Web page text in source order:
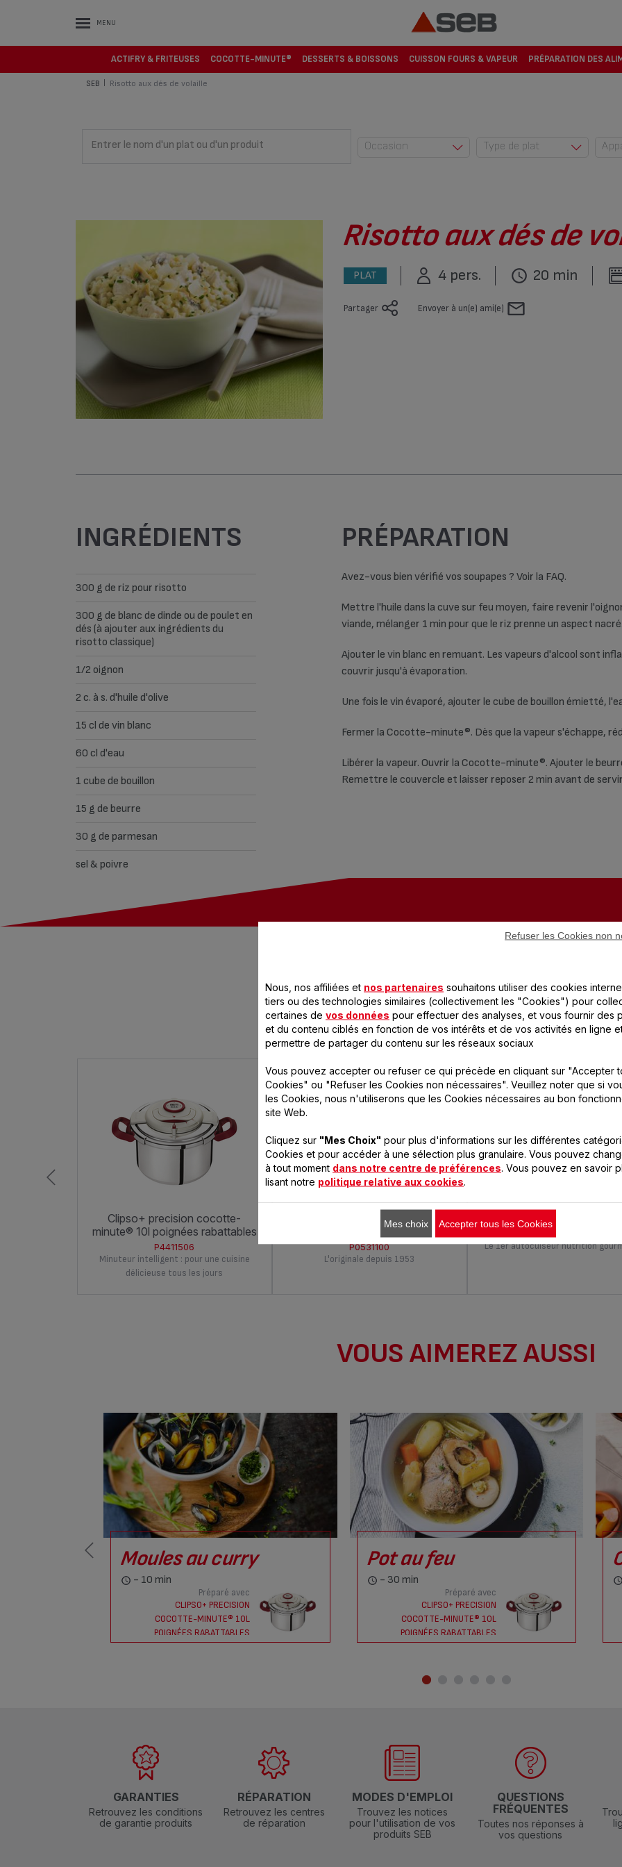
MENU
ACTIFRY & FRITEUSES COCOTTE-MINUTE® DESSERTS & BOISSONS CUISSON FOURS & VAPEUR PRÉPARATION DES
SEB Risotto aux dés de volaille
Occasion
Enfants (83)
Eté (5)
Fêtes (34)
Type de plat
Encas (1)
Entrée (220)
Plat complet (6)
Risotto aux dés de
PLAT 4 pers. 20 min
Partager Envoyer à un(e) ami(e)
INGRÉDIENTS
300 g de riz pour risotto
300 g de blanc de dinde ou de poulet en
dés (à ajouter aux ingrédients du
risotto classique)
1/2 oignon
2 c. à s. d'huile d'olive
15 cl de vin blanc
60 cl d'eau
1 cube de bouillon
15 g de beurre
30 g de parmesan
sel & poivre
PRÉPARATION
Avez-vous bien vérifié vos soupapes ? Voir la FAQ.
Mettre l'huile dans la cuve sur feu moyen, faire revenir
viande, mélanger 1 min pour que le riz prenne un aspect nacré.
Ajouter le vin blanc en remuant. Les vapeurs d'alcool sont
couvrir jusqu'à évaporation.
Une fois le vin évaporé, ajouter le cube de bouillon émietté,
Fermer la Cocotte-minute®. Dès que la vapeur s'échappe,
Libérer la vapeur. Ouvrir la Cocotte-minute®. Ajouter le
Remettre le couvercle et laisser reposer 2 min avant de
LES PRODUITS SEB POUR
RÉALISER CETTE
clipso+ precision cocotte-
minute® 10l poignées rabattables
P4411506
Minuteur intelligent : pour une cuisine
délicieuse tous les jours
inox induction
P0531100
L'originale depuis 1953
Le 1er autocuiseur nutrition
VOUS AIMEREZ AUSSI
Moules au curry
- 10 min
Préparé avec
CLIPSO+ PRECISION
COCOTTE-MINUTE® 10L
POIGNÉES RABATTABLES
Pot au feu
- 30 min
Préparé avec
CLIPSO+ PRECISION
COCOTTE-MINUTE® 10L
POIGNÉES RABATTABLES
GARANTIES
Retrouvez les conditions
de garantie produits
RÉPARATION
Retrouvez les centres
de réparation
MODES D'EMPLOI
Trouvez les notices
pour l'utilisation de vos
produits SEB
QUESTIONS
FRÉQUENTES
Toutes nos réponses à
vos questions
Nous, nos affiliées et nos partenaires souhaitons utiliser des cookies
tiers ou des technologies similaires (collectivement les "Cookies") pour
certaines de vos données pour effectuer des analyses, et vous fournir des
et du contenu ciblés en fonction de vos intérêts et de vos activités en ligne
permettre de partager du contenu sur les réseaux sociaux
Vous pouvez accepter ou refuser ce qui précède en cliquant sur "Accepter
Cookies" ou "Refuser les Cookies non nécessaires". Veuillez noter que si
les Cookies, nous n'utiliserons que les Cookies nécessaires au bon
site Web.
Cliquez sur "Mes Choix" pour plus d'informations sur les différentes
Cookies et pour accéder à une sélection plus granulaire. Vous pouvez
à tout moment dans notre centre de préférences . Vous pouvez en savoir
lisant notre politique relative aux cookies
Refuser les Cookies non
Mes choix Accepter tous les Cookies